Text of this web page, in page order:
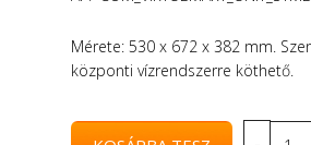
Mérete: 530 x 672 x 382 mm.
központi vízrendszerre köthető.